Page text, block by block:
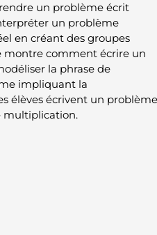
un problème écrit
un problème
en créant des groupes
montre comment écrire un
la phrase de
impliquant la
élèves écrivent un problème
multiplication.